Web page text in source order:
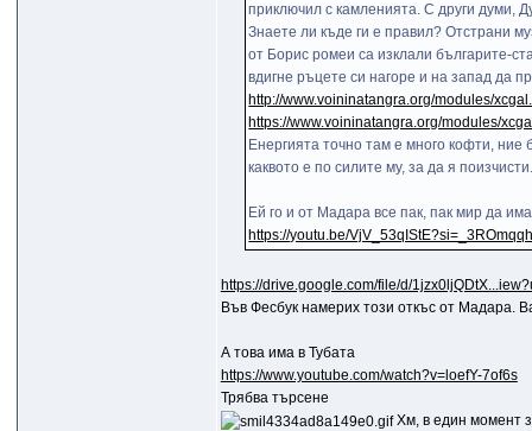
приключил с камленията. С други думи,
Знаете ли къде ги е правил? Отстрани
от Борис ромеи са изклали българите-
вдигне ръцете си нагоре и на запад да
http://www.voininatangra.org/modules/
https://www.voininatangra.org/modules/
Енергията точно там е много кофти,
каквото е по силите му, за да я
Ей го и от Мадара все пак, пак мир да
https://youtu.be/
https://drive.google.com/file/d/
Във Фесбук намерих този откъс от Мадара.
А това има в Тубата
https://www.youtube.com/watch?v=loefY-7of6s
Трябва търсене
Хм, в един момент